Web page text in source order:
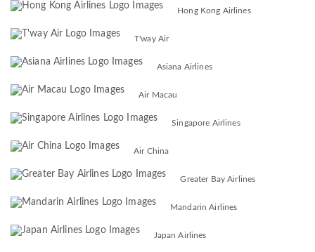
Hong Kong Airlines
T'way Air
Asiana Airlines
Air Macau
Singapore Airlines
Air China
Greater Bay Airlines
Mandarin Airlines
Japan Airlines